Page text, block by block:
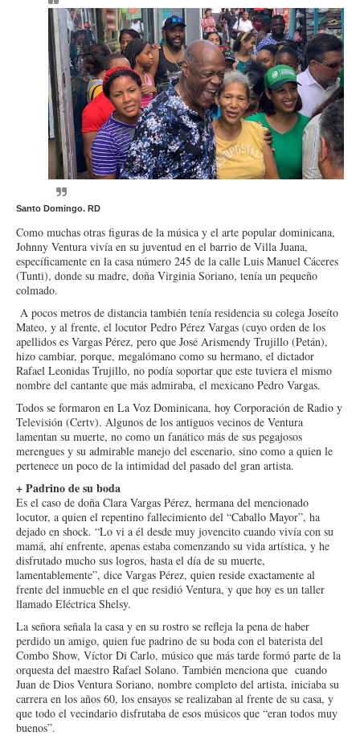
Santo Domingo. RD
Como muchas otras figuras de la música y el arte popular dominicana,
Johnny Ventura vivía en su juventud en el barrio de Villa Juana,
específicamente en la casa número 245 de la calle Luis Manuel Cáceres
(Tunti), donde su madre, doña Virginia Soriano, tenía un pequeño
colmado.
A pocos metros de distancia también tenía residencia su colega Joseíto
Mateo, y al frente, el locutor Pedro Pérez Vargas (cuyo orden de los
apellidos es Vargas Pérez, pero que José Arismendy Trujillo (Petán),
hizo cambiar, porque, megalómano como su hermano, el dictador
Rafael Leonidas Trujillo, no podía soportar que este tuviera el mismo
nombre del cantante que más admiraba, el mexicano Pedro Vargas.
Todos se formaron en La Voz Dominicana, hoy Corporación de Radio y
Televisión (Certv). Algunos de los antiguos vecinos de Ventura
lamentan su muerte, no como un fanático más de sus pegajosos
merengues y su admirable manejo del escenario, sino como a quien le
pertenece un poco de la intimidad del pasado del gran artista.
+ Padrino de su boda
Es el caso de doña Clara Vargas Pérez, hermana del mencionado
locutor, a quien el repentino fallecimiento del “Caballo Mayor”, ha
dejado en shock. “Lo vi a él desde muy jovencito cuando vivía con su
mamá, ahí enfrente, apenas estaba comenzando su vida artística, y he
disfrutado mucho sus logros, hasta el día de su muerte,
lamentablemente”, dice Vargas Pérez, quien reside exactamente al
frente del inmueble en el que residió Ventura, y que hoy es un taller
llamado Eléctrica Shelsy.
La señora señala la casa y en su rostro se refleja la pena de haber
perdido un amigo, quien fue padrino de su boda con el baterista del
Combo Show, Víctor Di Carlo, músico que más tarde formó parte de la
orquesta del maestro Rafael Solano. También menciona que cuando
Juan de Dios Ventura Soriano, nombre completo del artista, iniciaba su
carrera en los años 60, los ensayos se realizaban al frente de su casa, y
que todo el vecindario disfrutaba de esos músicos que “eran todos muy
buenos”.